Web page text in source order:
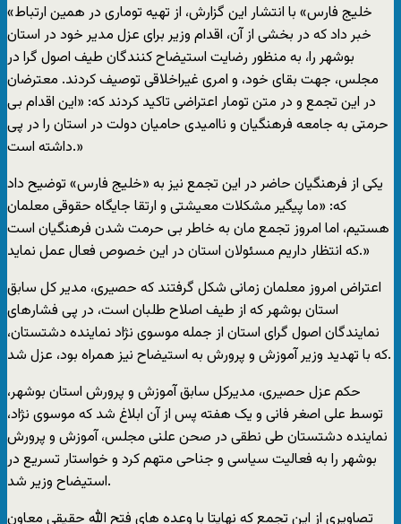
«خلیج فارس» با انتشار این گزارش، از تهیه توماری در همین ارتباط
خبر داد که در بخشی از آن، اقدام وزیر برای عزل مدیر خود در استان
بوشهر را، به منظور رضایت استیضاح کنندگان طیف اصول گرا در
مجلس، جهت بقای خود، و امری غیراخلاقی توصیف کردند. معترضان
در این تجمع و در متن تومار اعتراضی تاکید کردند که: «این اقدام بی
حرمتی به جامعه فرهنگیان و ناامیدی حامیان دولت در استان را در پی
داشته است.»
یکی از فرهنگیان حاضر در این تجمع نیز به «خلیج فارس» توضیح داد
که: «ما پیگیر مشکلات معیشتی و ارتقا جایگاه حقوقی معلمان
هستیم، اما امروز تجمع مان به خاطر بی حرمت شدن فرهنگیان است
که انتظار داریم مسئولان استان در این خصوص فعال عمل نماید.»
اعتراض امروز معلمان زمانی شکل گرفتند که حصیری، مدیر کل سابق
استان بوشهر که از طیف اصلاح طلبان است، در پی فشارهای
نمایندگان اصول گرای استان از جمله موسوی نژاد نماینده دشتستان،
که با تهدید وزیر آموزش و پرورش به استیضاح نیز همراه بود، عزل شد.
حکم عزل حصیری، مدیرکل سابق آموزش و پرورش استان بوشهر،
توسط علی اصغر فانی و یک هفته پس از آن ابلاغ شد که موسوی نژاد،
نماینده دشتستان طی نطقی در صحن علنی مجلس، آموزش و پرورش
بوشهر را به فعالیت سیاسی و جناحی متهم کرد و خواستار تسریع در
استیضاح وزیر شد.
تصاویری از این تجمع که نهایتا با وعده های فتح الله حقیقی معاون